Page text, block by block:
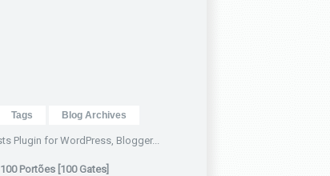
Tags Blog Archives
100 Portões [100 Gates]